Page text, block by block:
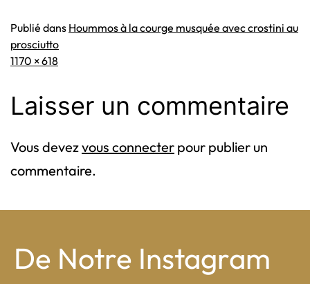
Publié dans Hoummos à la courge musquée avec crostini au
prosciutto
Taille
1170 × 618
Laisser un commentaire
Vous devezvous connecter pour publier un
commentaire.
De Notre Instagram